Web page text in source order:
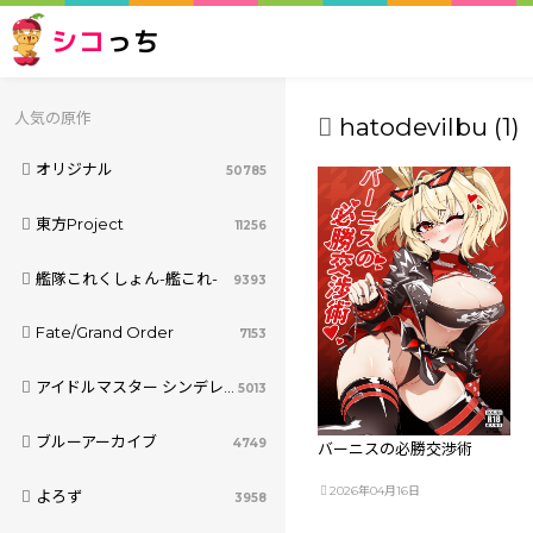
シコ っち
人気の原作
オリジナル 50785
東方Project 11256
艦隊これくしょん-艦これ- 9393
Fate/Grand Order 7153
アイドルマスター シンデレラガールズ 5013
ブルーアーカイブ 4749
よろず 3958
hatodevilbu (1)
バーニスの必勝交渉術
2026年04月16日